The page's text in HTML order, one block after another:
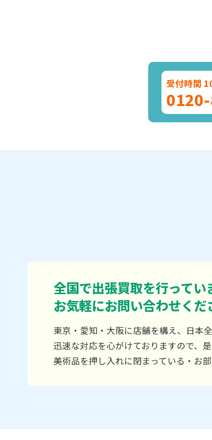
受付時間
全国で出張買取を行ってい
お気軽にお問い合わせくだ
東京・愛知・大阪に店舗を構え、日本
迅速な対応を心がけておりますので、
美術品を押し入れに閉まっている・お